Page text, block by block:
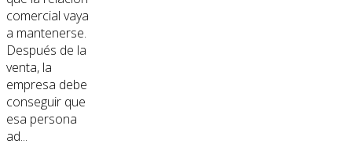
comercial vaya
a mantenerse.
Después de la
venta, la
empresa debe
conseguir que
esa persona
ad...